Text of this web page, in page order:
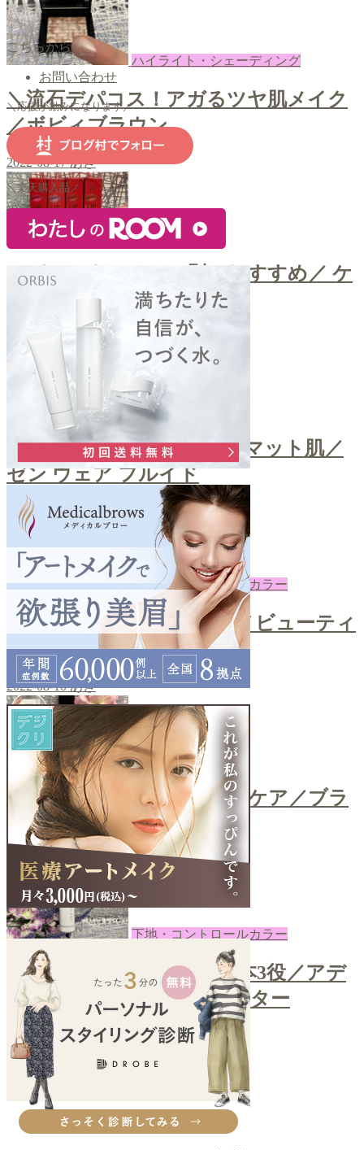
ハイライト・シェーディング
＼流石デパコス！アガるツヤ肌メイク
／ボビィブラウン
2022-08-17 あき
口紅・ティント
＼パーソナルカラー別のおすすめ／ ケ
イト リップモンスター
2022-08-15
ファンデ
＼自然な艶感！上品なセミマット肌／
ゼン ウェア フルイド
2022-08-12 あき
下地・コントロールカラー
＼ノーファンデUV／クロノビューティ
ーカラーチューニング
2022-08-10 あき
コスメ
＼ティッシュで簡単ブラシケア／ブラ
シクレンザー
2022-08-08 あき
下地・コントロールカラー
＼カラーコントロールで1本3役／アデ
ィクションスキンプロテクター
2022-08-05 あき
next
その他購入品
こちらから
お問い合わせ
＼応援が励みになります／
＼楽天購入品／